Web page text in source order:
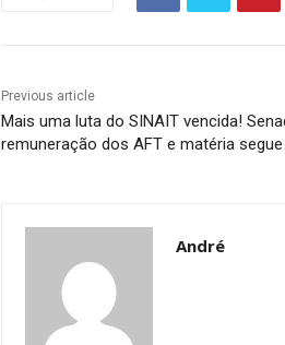
Previous article
Mais uma luta do SINAIT vencida!
remuneração dos AFT e matéria
André